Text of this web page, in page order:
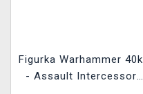
Figurka Warhammer 40k
- Assault Intercessor